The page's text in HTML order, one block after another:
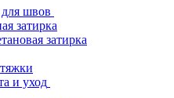
швов
затирка
затирка
и уход